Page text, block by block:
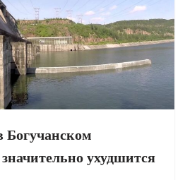
Богучанском
ухудшится